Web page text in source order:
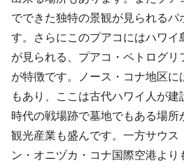
でできた独特の景観が見られるパ
す。さらにこのプアコにはハワイ
が見られる、プアコ・ペトログ
が特徴です。ノース・コナ地区
もあり、ここは古代ハワイ人が
時代の戦場跡で墓地でもある場所
観光産業も盛んです。一方サウス
ン・オニヅカ・コナ国際空港より